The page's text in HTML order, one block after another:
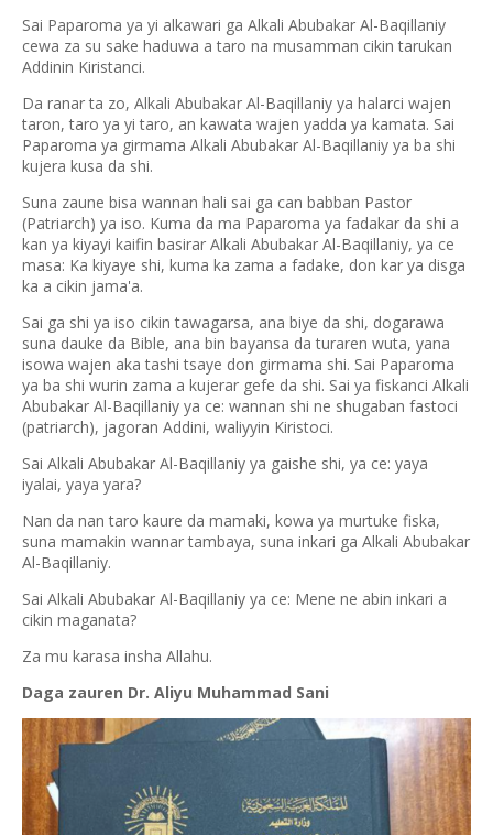
Sai Paparoma ya yi alkawari ga Alkali Abubakar Al-Baqillaniy
cewa za su sake haduwa a taro na musamman cikin tarukan
Addinin Kiristanci.
Da ranar ta zo, Alkali Abubakar Al-Baqillaniy ya halarci wajen
taron, taro ya yi taro, an kawata wajen yadda ya kamata. Sai
Paparoma ya girmama Alkali Abubakar Al-Baqillaniy ya ba shi
kujera kusa da shi.
Suna zaune bisa wannan hali sai ga can babban Pastor
(Patriarch) ya iso. Kuma da ma Paparoma ya fadakar da shi a
kan ya kiyayi kaifin basirar Alkali Abubakar Al-Baqillaniy, ya ce
masa: Ka kiyaye shi, kuma ka zama a fadake, don kar ya disga
ka a cikin jama'a.
Sai ga shi ya iso cikin tawagarsa, ana biye da shi, dogarawa
suna dauke da Bible, ana bin bayansa da turaren wuta, yana
isowa wajen aka tashi tsaye don girmama shi. Sai Paparoma
ya ba shi wurin zama a kujerar gefe da shi. Sai ya fiskanci Alkali
Abubakar Al-Baqillaniy ya ce: wannan shi ne shugaban fastoci
(patriarch), jagoran Addini, waliyyin Kiristoci.
Sai Alkali Abubakar Al-Baqillaniy ya gaishe shi, ya ce: yaya
iyalai, yaya yara?
Nan da nan taro kaure da mamaki, kowa ya murtuke fiska,
suna mamakin wannar tambaya, suna inkari ga Alkali Abubakar
Al-Baqillaniy.
Sai Alkali Abubakar Al-Baqillaniy ya ce: Mene ne abin inkari a
cikin maganata?
Za mu karasa insha Allahu.
Daga zauren Dr. Aliyu Muhammad Sani